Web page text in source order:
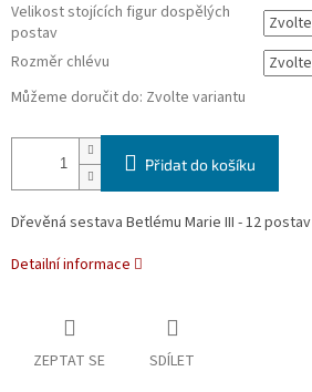
Velikost stojících figur dospělých
postav
Rozměr chlévu
Můžeme doručit do: Zvolte variantu
Přidat do košíku
Dřevěná sestava Betlému Marie III - 12 postav
Detailní informace
ZEPTAT SE SDÍLET